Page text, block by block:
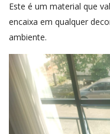
Este é um material que
encaixa em qualquer
ambiente.